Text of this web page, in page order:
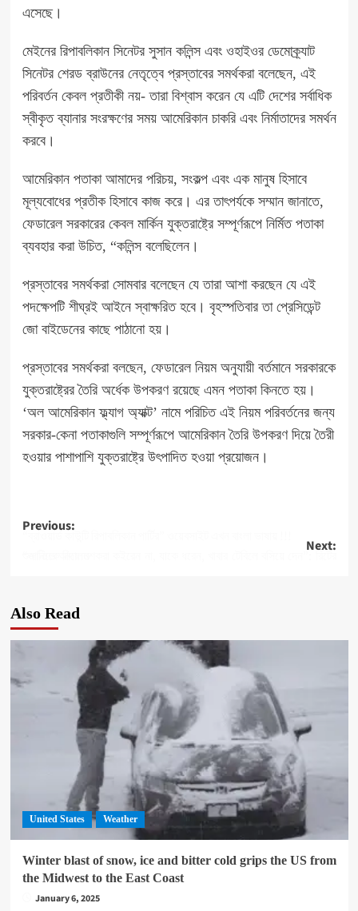
এসেছে।
মেইনের রিপাবলিকান সিনেটর সুসান কলিন্স এবং ওহাইওর ডেমোক্র্যাট
সিনেটর শেরড ব্রাউনের নেতৃত্বে প্রস্তাবের সমর্থকরা বলেছেন, এই
পরিবর্তন কেবল প্রতীকী নয়- তারা বিশ্বাস করেন যে এটি দেশের সর্বাধিক
স্বীকৃত ব্যানার সংরক্ষণের সময় আমেরিকান চাকরি এবং নির্মাতাদের সমর্থন
করবে।
আমেরিকান পতাকা আমাদের পরিচয়, সংকল্প এবং এক মানুষ হিসাবে
মূল্যবোধের প্রতীক হিসাবে কাজ করে। এর তাৎপর্যকে সম্মান জানাতে,
ফেডারেল সরকারের কেবল মার্কিন যুক্তরাষ্ট্রে সম্পূর্ণরূপে নির্মিত পতাকা
ব্যবহার করা উচিত, “কলিন্স বলেছিলেন।
প্রস্তাবের সমর্থকরা সোমবার বলেছেন যে তারা আশা করছেন যে এই
পদক্ষেপটি শীঘ্রই আইনে স্বাক্ষরিত হবে। বৃহস্পতিবার তা প্রেসিডেন্ট
জো বাইডেনের কাছে পাঠানো হয়।
প্রস্তাবের সমর্থকরা বলছেন, ফেডারেল নিয়ম অনুযায়ী বর্তমানে সরকারকে
যুক্তরাষ্ট্রের তৈরি অর্ধেক উপকরণ রয়েছে এমন পতাকা কিনতে হয়।
‘অল আমেরিকান ফ্ল্যাগ অ্যাক্ট’ নামে পরিচিত এই নিয়ম পরিবর্তনের জন্য
সরকার-কেনা পতাকাগুলি সম্পূর্ণরূপে আমেরিকান তৈরি উপকরণ দিয়ে তৈরী
হওয়ার পাশাপাশি যুক্তরাষ্ট্রে উৎপাদিত হওয়া প্রয়োজন।
Post
Previous:
“ব্রাওয়ার্ড কাউন্টি রিপাবলিকান পার্টির” ওয়েবসাইট এখন বাংলা ভাষায় !!!
Next:
Also Read
United States Weather
Winter blast of snow, ice and bitter cold grips the US from
the Midwest to the East Coast
January 6, 2025